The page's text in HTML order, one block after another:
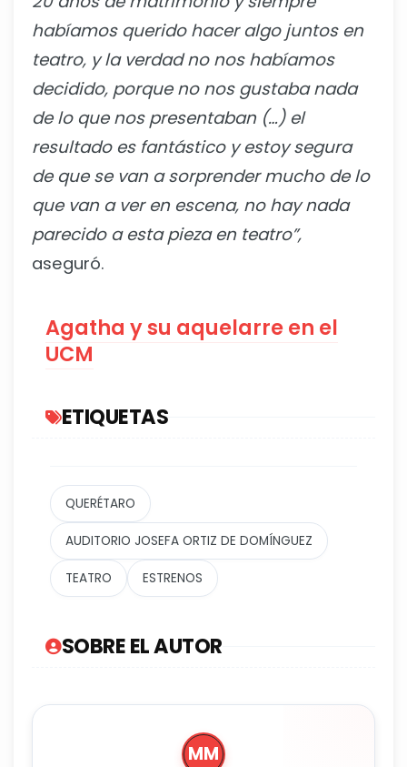
habíamos querido hacer algo juntos en
teatro, y la verdad no nos habíamos
decidido, porque no nos gustaba nada
de lo que nos presentaban (…) el
resultado es fantástico y estoy segura
de que se van a sorprender mucho de lo
que van a ver en escena, no hay nada
parecido a esta pieza en teatro”,
aseguró.
Agatha y su aquelarre en el
UCM
ETIQUETAS
QUERÉTARO
AUDITORIO JOSEFA ORTIZ DE DOMÍNGUEZ
TEATRO ESTRENOS
SOBRE EL AUTOR
MM